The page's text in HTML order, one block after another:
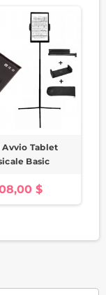
Avvio Tablet
Basic
$